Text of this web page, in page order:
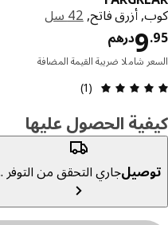
أزرق فاتح,42 سل
درهم9. السعر درهم 9.95
شاملا ضريبة القيمة المضافة
مراجعة التقييم: 5 من 5 نجوم إجمالي المراجعات: 1
(1)
الحصول عليها
جاري التحقق من التوفر ...